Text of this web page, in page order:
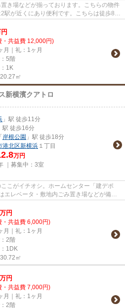
き場などが揃っております。こちらの物件
駅が近くにあり便利です。こちらは徒歩8分
円
・共益費 12,000円)
月｜礼：1ヶ月
5階
1K
㎡
新横濱クアトロ
」駅 徒歩11分
駅 徒歩16分
「 岸根公園 」駅 徒歩18分
港北区新横浜 １丁目
万円
｜募集中： 3室
ここがイチオシ。ホームセンター「建デポ
エレベータ・敷地内ごみ置き場などが備わ
万円
・共益費 6,000円)
月｜礼：1ヶ月
2階
1DK
㎡
万円
・共益費 7,000円)
月｜礼：1ヶ月
2階